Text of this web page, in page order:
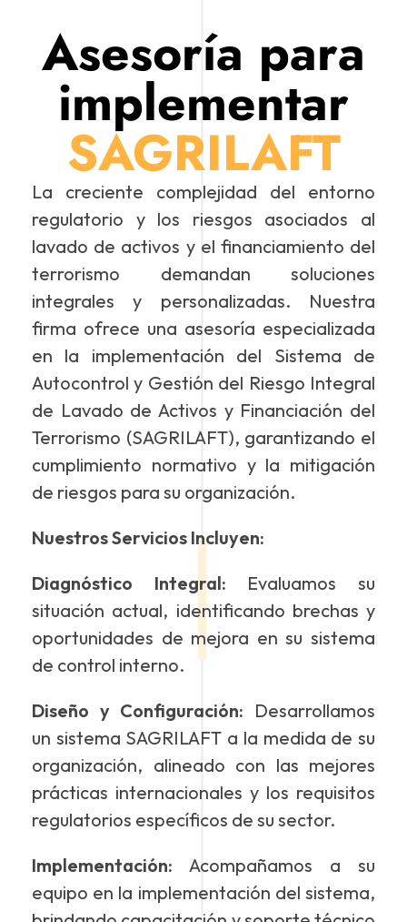
Asesoría para
implementar
SAGRILAFT
La creciente complejidad del entorno
regulatorio y los riesgos asociados al
lavado de activos y el financiamiento del
terrorismo demandan soluciones
integrales y personalizadas. Nuestra
firma ofrece una asesoría especializada
en la implementación del Sistema de
Autocontrol y Gestión del Riesgo Integral
de Lavado de Activos y Financiación del
Terrorismo (SAGRILAFT), garantizando el
cumplimiento normativo y la mitigación
de riesgos para su organización.
Nuestros Servicios Incluyen:
Diagnóstico Integral: Evaluamos su
situación actual, identificando brechas y
oportunidades de mejora en su sistema
de control interno.
Diseño y Configuración: Desarrollamos
un sistema SAGRILAFT a la medida de su
organización, alineado con las mejores
prácticas internacionales y los requisitos
regulatorios específicos de su sector.
Implementación: Acompañamos a su
equipo en la implementación del sistema,